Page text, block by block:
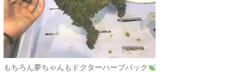
もちろん夢ちゃんもドクターハーブパック